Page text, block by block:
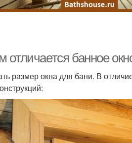
отличается банное
размер окна для бани. В